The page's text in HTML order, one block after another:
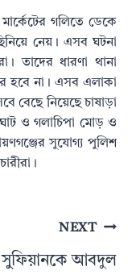
গলিতে ডেকে
নেয়। এসব ঘটনা
তাদের ধারণা থানা
হবে না। এসব এলাকা
বেছে নিয়েছে চাষাড়া
ও গলাচিপা মোড় ও
সুযোগ্য পুলিশ
NEXT
সুুফিয়ানকে আবদুল